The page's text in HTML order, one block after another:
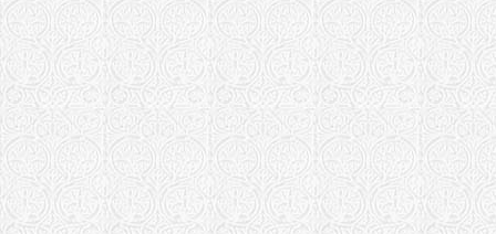
Костромская
Храм
Курганская